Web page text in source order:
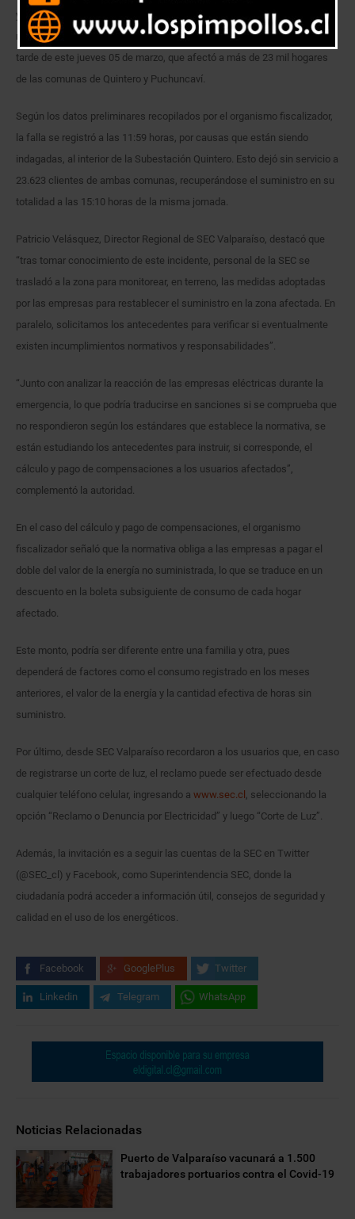
y Combustibles, SEC, está investigando las causas, y eventuales
responsabilidades, tras el corte de suministro eléctrico registrado, la
tarde de este jueves 05 de marzo, que afectó a más de 23 mil hogares
de las comunas de Quintero y Puchuncaví.
Según los datos preliminares recopilados por el organismo fiscalizador,
la falla se registró a las 11:59 horas, por causas que están siendo
indagadas, al interior de la Subestación Quintero. Esto dejó sin servicio a
23.623 clientes de ambas comunas, recuperándose el suministro en su
totalidad a las 15:10 horas de la misma jornada.
Patricio Velásquez, Director Regional de SEC Valparaíso, destacó que
“tras tomar conocimiento de este incidente, personal de la SEC se
trasladó a la zona para monitorear, en terreno, las medidas adoptadas
por las empresas para restablecer el suministro en la zona afectada. En
paralelo, solicitamos los antecedentes para verificar si eventualmente
existen incumplimientos normativos y responsabilidades”.
“Junto con analizar la reacción de las empresas eléctricas durante la
emergencia, lo que podría traducirse en sanciones si se comprueba que
no respondieron según los estándares que establece la normativa, se
están estudiando los antecedentes para instruir, si corresponde, el
cálculo y pago de compensaciones a los usuarios afectados”,
complementó la autoridad.
En el caso del cálculo y pago de compensaciones, el organismo
fiscalizador señaló que la normativa obliga a las empresas a pagar el
doble del valor de la energía no suministrada, lo que se traduce en un
descuento en la boleta subsiguiente de consumo de cada hogar
afectado.
Este monto, podría ser diferente entre una familia y otra, pues
dependerá de factores como el consumo registrado en los meses
anteriores, el valor de la energía y la cantidad efectiva de horas sin
suministro.
Por último, desde SEC Valparaíso recordaron a los usuarios que, en caso
de registrarse un corte de luz, el reclamo puede ser efectuado desde
cualquier teléfono celular, ingresando a www.sec.cl
, seleccionando la
opción “Reclamo o Denuncia por Electricidad” y luego “Corte de Luz”.
Además, la invitación es a seguir las cuentas de la SEC en Twitter
(@SEC_cl) y Facebook, como Superintendencia SEC, donde la
ciudadanía podrá acceder a información útil, consejos de seguridad y
calidad en el uso de los energéticos.
Facebook GooglePlus Twitter
Linkedin Telegram WhatsApp
Noticias Relacionadas
Puerto de Valparaíso vacunará a 1.500
trabajadores portuarios contra el Covid-19